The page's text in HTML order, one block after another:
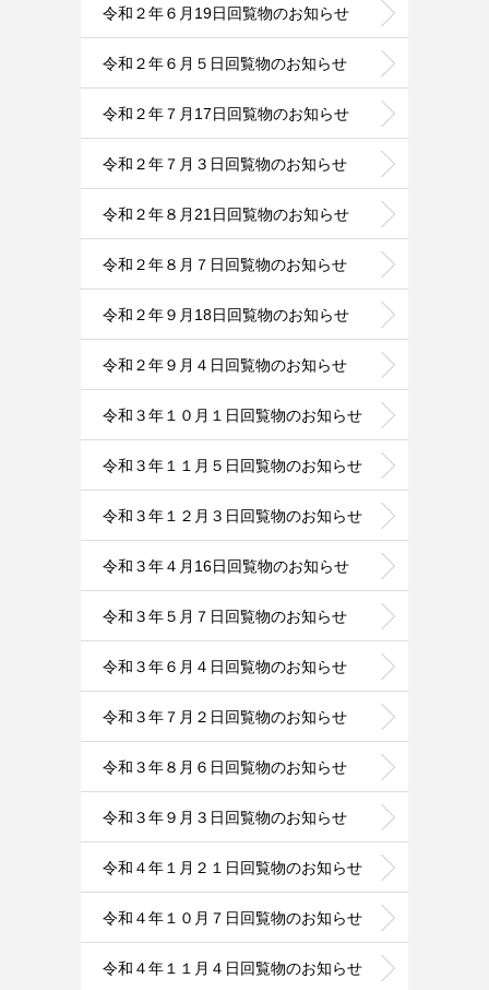
令和２年６月19日回覧物のお知らせ
令和２年６月５日回覧物のお知らせ
令和２年７月17日回覧物のお知らせ
令和２年７月３日回覧物のお知らせ
令和２年８月21日回覧物のお知らせ
令和２年８月７日回覧物のお知らせ
令和２年９月18日回覧物のお知らせ
令和２年９月４日回覧物のお知らせ
令和３年１０月１日回覧物のお知らせ
令和３年１１月５日回覧物のお知らせ
令和３年１２月３日回覧物のお知らせ
令和３年４月16日回覧物のお知らせ
令和３年５月７日回覧物のお知らせ
令和３年６月４日回覧物のお知らせ
令和３年７月２日回覧物のお知らせ
令和３年８月６日回覧物のお知らせ
令和３年９月３日回覧物のお知らせ
令和４年１月２１日回覧物のお知らせ
令和４年１０月７日回覧物のお知らせ
令和４年１１月４日回覧物のお知らせ